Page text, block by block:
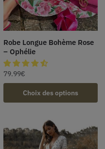
Robe Longue Bohème Rose
– Ophélie
79.99€
Choix des options